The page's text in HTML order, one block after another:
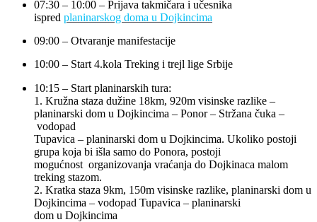
07:30 – 10:00 – Prijava takmičara i učesnika
ispred planinarskog doma u Dojkincima
09:00 – Otvaranje manifestacije
10:00 – Start 4.kola Treking i trejl lige Srbije
10:15 – Start planinarskih tura:
1. Kružna staza dužine 18km, 920m visinske razlike –
planinarski dom u Dojkincima – Ponor – Stržana čuka –
vodopad
Tupavica – planinarski dom u Dojkincima. Ukoliko postoji
grupa koja bi išla samo do Ponora, postoji
mogućnost organizovanja vraćanja do Dojkinaca malom
treking stazom.
2. Kratka staza 9km, 150m visinske razlike, planinarski dom u
Dojkincima – vodopad Tupavica – planinarski
dom u Dojkincima